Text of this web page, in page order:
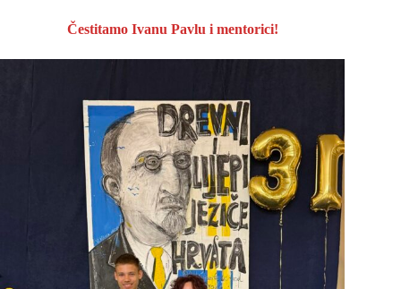
Čestitamo Ivanu Pavlu i mentorici!